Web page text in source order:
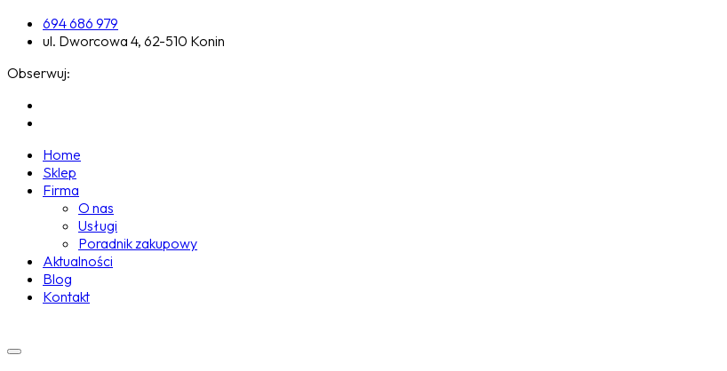
694 686 979
ul. Dworcowa 4, 62-510 Konin
Obserwuj:
Home
Sklep
Firma
O nas
Usługi
Poradnik zakupowy
Aktualności
Blog
Kontakt